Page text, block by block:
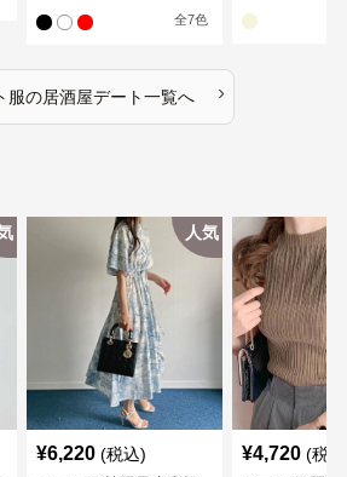
全7色
服の居酒屋デート一覧へ ›
人気
¥6,220 (税込) ¥4,720 (税